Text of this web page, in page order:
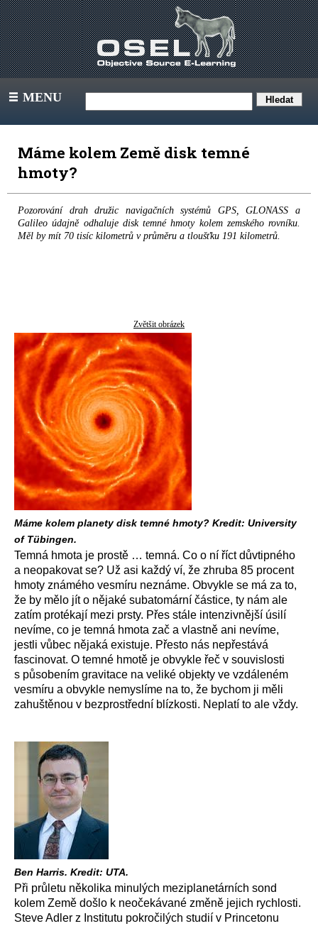
III MENU
Máme kolem Země disk temné
hmoty?
Pozorování drah družic navigačních systémů GPS, GLONASS a
Galileo údajně odhaluje disk temné hmoty kolem zemského rovníku.
Měl by mít 70 tisíc kilometrů v průměru a tloušťku 191 kilometrů.
Zvětšit obrázek
Máme kolem planety disk temné hmoty? Kredit: University
of Tübingen.
Temná hmota je prostě … temná. Co o ní říct důvtipného
a neopakovat se? Už asi každý ví, že zhruba 85 procent
hmoty známého vesmíru neznáme. Obvykle se má za to,
že by mělo jít o nějaké subatomární částice, ty nám ale
zatím protékají mezi prsty. Přes stále intenzivnější úsilí
nevíme, co je temná hmota zač a vlastně ani nevíme,
jestli vůbec nějaká existuje. Přesto nás nepřestává
fascinovat. O temné hmotě je obvykle řeč v souvislosti
s působením gravitace na veliké objekty ve vzdáleném
vesmíru a obvykle nemyslíme na to, že bychom ji měli
zahuštěnou v bezprostřední blízkosti. Neplatí to ale vždy.
Ben Harris. Kredit: UTA.
Při průletu několika minulých meziplanetárních sond
kolem Země došlo k neočekávané změně jejich rychlosti.
Steve Adler z Institutu pokročilých studií v Princetonu